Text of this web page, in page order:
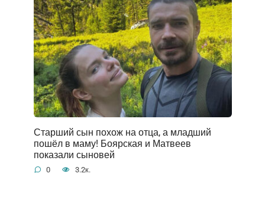
Старший сын похож на отца, а младший
пошёл в маму! Боярская и Матвеев
показали сыновей
0 3.2к.